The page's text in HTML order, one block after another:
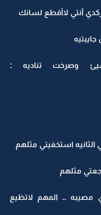
أنتي لاأقطع لسانك
وصرخت تناديه :
استخفيتي مثلهم
مثلهم
مصيبه .. المهم لاتظيع